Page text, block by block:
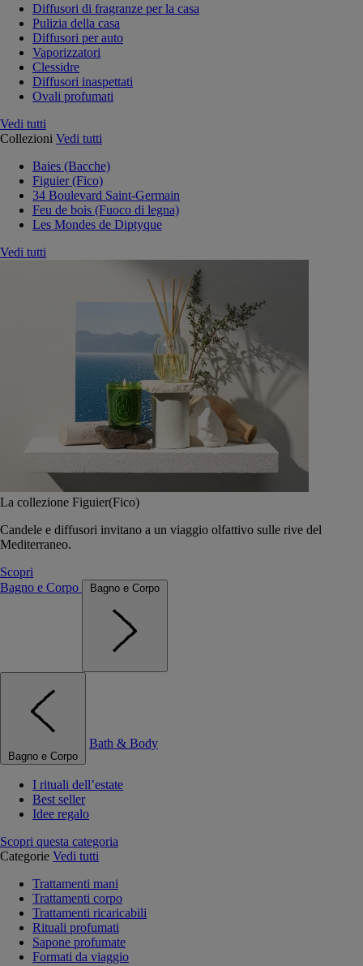
Diffusori di fragranze per la casa
Pulizia della casa
Diffusori per auto
Vaporizzatori
Clessidre
Diffusori inaspettati
Ovali profumati
Vedi tutti
Collezioni Vedi tutti
Baies (Bacche)
Figuier (Fico)
34 Boulevard Saint-Germain
Feu de bois (Fuoco di legna)
Les Mondes de Diptyque
Vedi tutti
La collezione Figuier(Fico)
Candele e diffusori invitano a un viaggio olfattivo sulle rive del
Mediterraneo.
Scopri
Bagno e Corpo
Bagno e Corpo
Bagno e Corpo
Bath & Body
I rituali dell’estate
Best seller
Idee regalo
Scopri questa categoria
Categorie Vedi tutti
Trattamenti mani
Trattamenti corpo
Trattamenti ricaricabili
Rituali profumati
Sapone profumate
Formati da viaggio